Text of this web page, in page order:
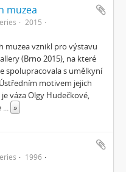
muzea
2015
muzea vznikl pro výstavu
(Brno 2015), na které
spolupracovala s umělkyní
motivem jejich
váza Olgy Hudečkové,
... »
1996